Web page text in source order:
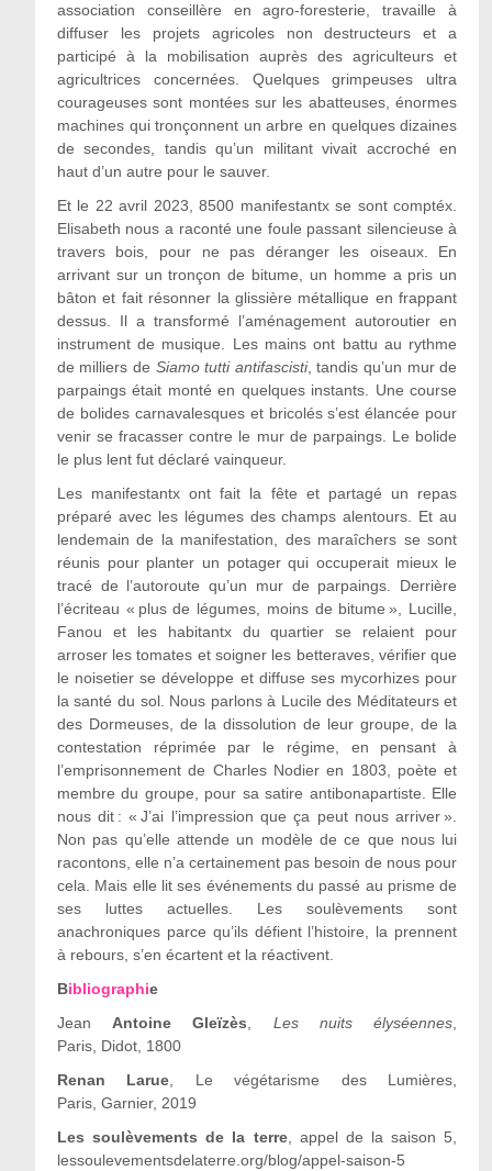
association conseillère en agro-foresterie, travaille à
diffuser les projets agricoles non destructeurs et a
participé à la mobilisation auprès des agriculteurs et
agricultrices concernées. Quelques grimpeuses ultra
courageuses sont montées sur les abatteuses, énormes
machines qui tronçonnent un arbre en quelques dizaines
de secondes, tandis qu’un militant vivait accroché en
haut d’un autre pour le sauver.
Et le 22 avril 2023, 8500 manifestantx se sont comptéx.
Elisabeth nous a raconté une foule passant silencieuse à
travers bois, pour ne pas déranger les oiseaux. En
arrivant sur un tronçon de bitume, un homme a pris un
bâton et fait résonner la glissière métallique en frappant
dessus. Il a transformé l’aménagement autoroutier en
instrument de musique. Les mains ont battu au rythme
de milliers de Siamo tutti antifascisti, tandis qu’un mur de
parpaings était monté en quelques instants. Une course
de bolides carnavalesques et bricolés s’est élancée pour
venir se fracasser contre le mur de parpaings. Le bolide
le plus lent fut déclaré vainqueur.
Les manifestantx ont fait la fête et partagé un repas
préparé avec les légumes des champs alentours. Et au
lendemain de la manifestation, des maraîchers se sont
réunis pour planter un potager qui occuperait mieux le
tracé de l’autoroute qu’un mur de parpaings. Derrière
l’écriteau « plus de légumes, moins de bitume », Lucille,
Fanou et les habitantx du quartier se relaient pour
arroser les tomates et soigner les betteraves, vérifier que
le noisetier se développe et diffuse ses mycorhizes pour
la santé du sol. Nous parlons à Lucile des Méditateurs et
des Dormeuses, de la dissolution de leur groupe, de la
contestation réprimée par le régime, en pensant à
l’emprisonnement de Charles Nodier en 1803, poète et
membre du groupe, pour sa satire antibonapartiste. Elle
nous dit : « J’ai l’impression que ça peut nous arriver ».
Non pas qu’elle attende un modèle de ce que nous lui
racontons, elle n’a certainement pas besoin de nous pour
cela. Mais elle lit ses événements du passé au prisme de
ses luttes actuelles. Les soulèvements sont
anachroniques parce qu’ils défient l’histoire, la prennent
à rebours, s’en écartent et la réactivent.
Bibliographie
Jean Antoine Gleïzès Les nuits élyséennes
Paris, Didot, 1800
Renan Larue , Le végétarisme des Lumières,
Paris, Garnier, 2019
Lessoulèvements de la terre, appel de la saison 5,
lessoulevementsdelaterre.org/blog/appel-saison-5